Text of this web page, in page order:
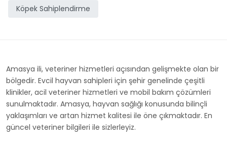
Köpek Sahiplendirme
Amasya ili, veteriner hizmetleri açısından gelişmekte olan bir
bölgedir. Evcil hayvan sahipleri için şehir genelinde çeşitli
klinikler, acil veteriner hizmetleri ve mobil bakım çözümleri
sunulmaktadır. Amasya, hayvan sağlığı konusunda bilinçli
yaklaşımları ve artan hizmet kalitesi ile öne çıkmaktadır. En
güncel veteriner bilgileri ile sizlerleyiz.